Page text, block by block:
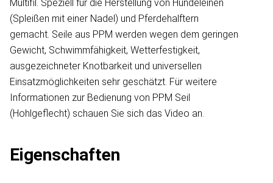
Multifil. Speziell für die Herstellung von Hundeleinen
(Spleißen mit einer Nadel) und Pferdehalftern
gemacht. Seile aus PPM werden wegen dem geringen
Gewicht, Schwimmfähigkeit, Wetterfestigkeit,
ausgezeichneter Knotbarkeit und universellen
Einsatzmöglichkeiten sehr geschätzt. Für weitere
Informationen zur Bedienung von PPM Seil
(Hohlgeflecht) schauen Sie sich das Video an.
Eigenschaften